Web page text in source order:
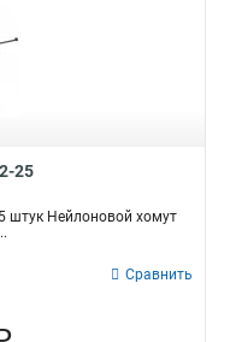
25
штук Нейлоновой хомут
Сравнить